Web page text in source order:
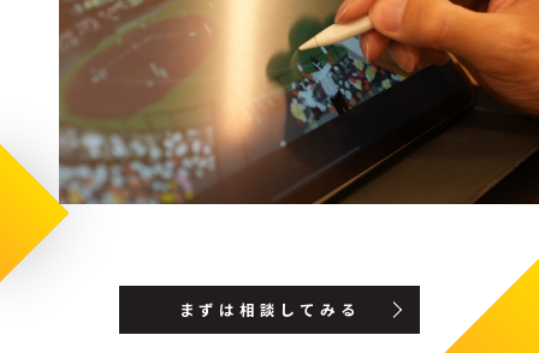
まずは相談してみる